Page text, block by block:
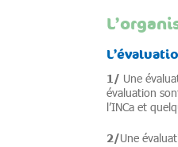
1/ Une
évaluation
l’INCa et
2/Une